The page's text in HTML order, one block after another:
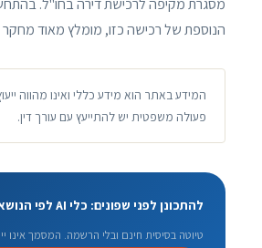
הנוספת של רכישה כזו, מומלץ מאוד מחקר
המידע באתר הוא מידע כללי ואינו מהווה
פעולה משפטית יש להתייעץ עם עורך דין.
להתכונן לפני שפונים: כלי AI לפי הנושא של המדריך
טיוטה בסיסית חינם ובלי הרשמה. המסמך אינו